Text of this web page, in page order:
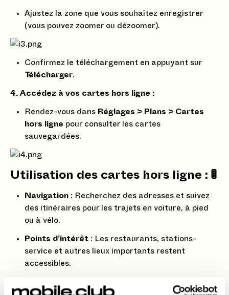
Ajustez la zone que vous souhaitez enregistrer
(vous pouvez zoomer ou dézoomer).
Confirmez le téléchargement en appuyant sur
Télécharger.
4. Accédez à vos cartes hors ligne :
Rendez-vous dans Réglages > Plans > Cartes
hors ligne pour consulter les cartes
sauvegardées.
Utilisation des cartes hors ligne : 🚦
Navigation : Recherchez des adresses et suivez
des itinéraires pour les trajets en voiture, à pied
ou à vélo.
Points d’intérêt : Les restaurants, stations-
service et autres lieux importants restent
accessibles.